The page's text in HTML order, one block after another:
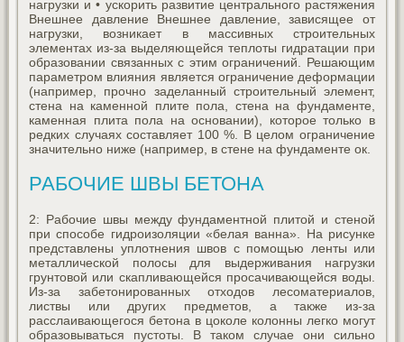
нагрузки и • ускорить развитие центрального растяжения
Внешнее давление Внешнее давление, зависящее от
нагрузки, возникает в массивных строительных
элементах из-за выделяющейся теплоты гидратации при
образовании связанных с этим ограничений. Решающим
параметром влияния является ограничение деформации
(например, прочно заделанный строительный элемент,
стена на каменной плите пола, стена на фундаменте,
каменная плита пола на основании), которое только в
редких случаях составляет 100 %. В целом ограничение
значительно ниже (например, в стене на фундаменте ок.
РАБОЧИЕ ШВЫ БЕТОНА
2: Рабочие швы между фундаментной плитой и стеной
при способе гидроизоляции «белая ванна». На рисунке
представлены уплотнения швов с помощью ленты или
металлической полосы для выдерживания нагрузки
грунтовой или скапливающейся просачивающейся воды.
Из-за забетонированных отходов лесоматериалов,
листвы или других предметов, а также из-за
расслаивающегося бетона в цоколе колонны легко могут
образовываться пустоты. В таком случае они сильно